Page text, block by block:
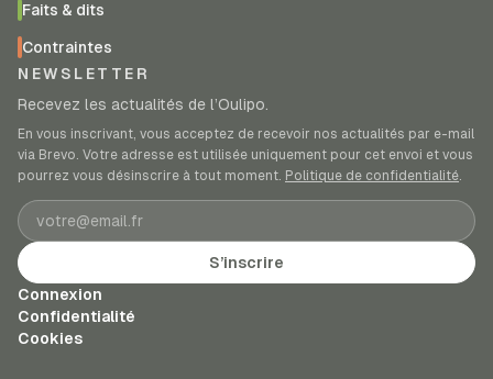
Faits & dits
Contraintes
NEWSLETTER
Recevez les actualités de l’Oulipo.
En vous inscrivant, vous acceptez de recevoir nos actualités par e-mail
via Brevo. Votre adresse est utilisée uniquement pour cet envoi et vous
pourrez vous désinscrire à tout moment. Politique de confidentialité.
Adresse e-mail
S’inscrire
Connexion
Confidentialité
Cookies